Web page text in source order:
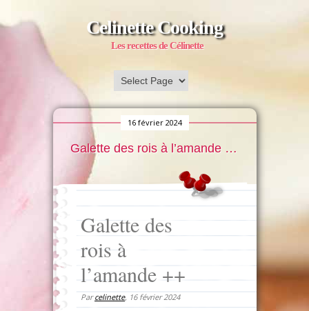
Celinette Cooking
Les recettes de Célinette
16 février 2024
Galette des rois à l’amande ++
Galette des
rois à
l’amande ++
Parcelinette, 16 février 2024